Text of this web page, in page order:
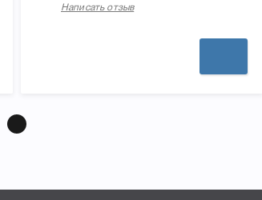
Написать отзыв